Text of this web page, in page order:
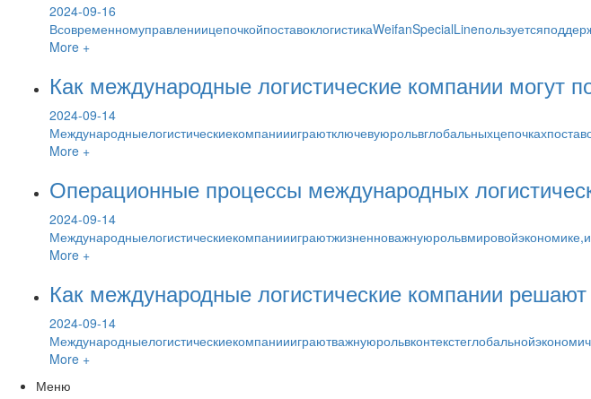
2024-09-16
More +
Как международные логистические компании могут
2024-09-14
More +
Операционные процессы международных
2024-09-14
More +
Как международные логистические компании
2024-09-14
More +
Меню